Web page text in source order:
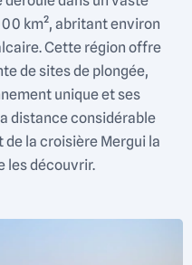
km², abritant environ
Cette région offre
de sites de plongée,
unique et ses
distance considérable
la croisière Mergui la
les découvrir.